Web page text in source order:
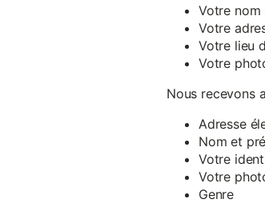
Votre nom
Votre
Votre lieu
Votre
Nous recevons
Adresse
Nom et
Votre
Votre
Genre